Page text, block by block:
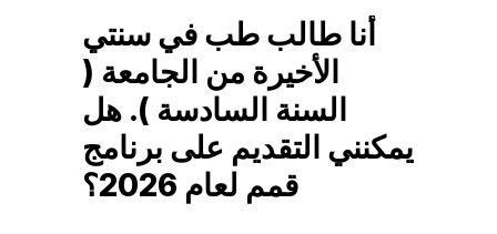
أنا طالب طب في سنتي
الأخيرة من الجامعة (
السنة السادسة ). هل
يمكنني التقديم على برنامج
قمم لعام 2026؟